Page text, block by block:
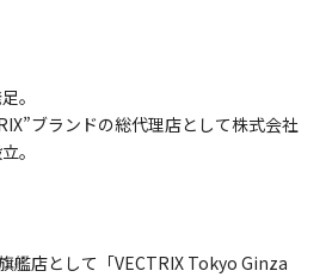
。
ブランドの総代理店として株式会社
。
艦店として「VECTRIX Tokyo Ginza